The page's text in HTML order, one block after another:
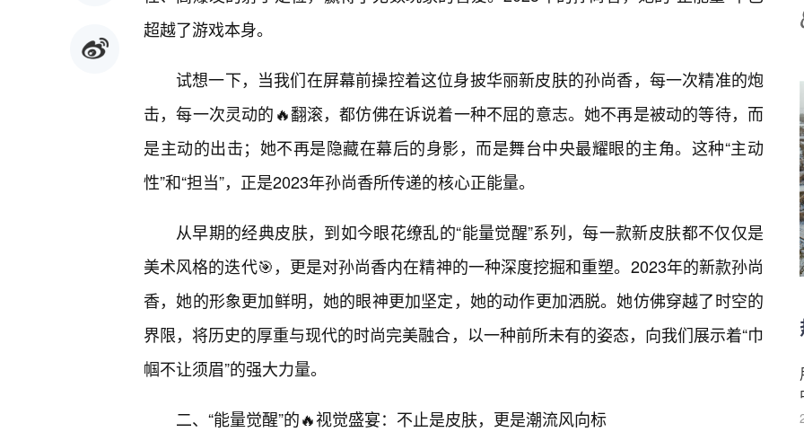
超越了游戏本身。
试想一下，当我们在屏幕前操控着这位身披华丽新皮肤的孙尚香，每一次精准的炮
击，每一次灵动的🔥翻滚，都仿佛在诉说着一种不屈的意志。她不再是被动的等待，而
是主动的出击；她不再是隐藏在幕后的身影，而是舞台中央最耀眼的主角。这种“主动
性”和“担当”，正是2023年孙尚香所传递的核心正能量。
从早期的经典皮肤，到如今眼花缭乱的“能量觉醒”系列，每一款新皮肤都不仅仅是
美术风格的迭代🎯，更是对孙尚香内在精神的一种深度挖掘和重塑。2023年的新款孙尚
香，她的形象更加鲜明，她的眼神更加坚定，她的动作更加洒脱。她仿佛穿越了时空的
界限，将历史的厚重与现代的时尚完美融合，以一种前所未有的姿态，向我们展示着“巾
帼不让须眉”的强大力量。
二、“能量觉醒”的🔥视觉盛宴：不止是皮肤，更是潮流风向标